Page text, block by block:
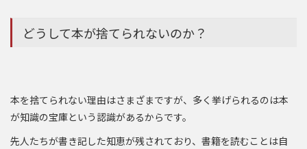
どうして本が捨てられないのか？
本を捨てられない理由はさまざまですが、多く挙げられるのは本
が知識の宝庫という認識があるからです。
先人たちが書き記した知恵が残されており、書籍を読むことは自